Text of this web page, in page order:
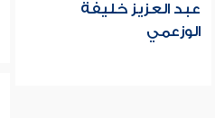
عبد العزيز خليفة
الوزعمي